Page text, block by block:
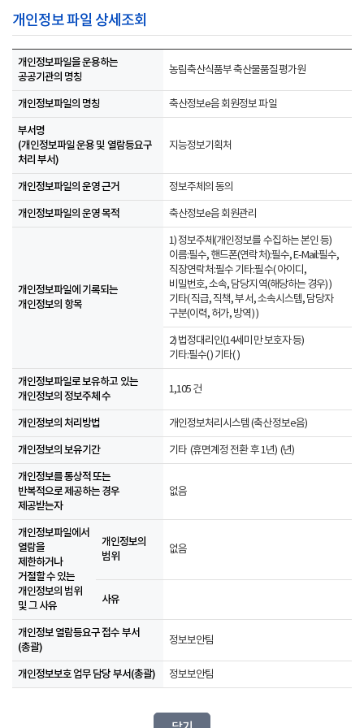
개인정보 파일 상세조회
개인정보파일을 운용하는
공공기관의 명칭
농림축산식품부 축산물품질평가원
개인정보파일의 명칭
축산정보e음 회원정보 파일
부서명
(개인정보파일 운용 및 열람등요구
처리 부서)
지능정보기획처
개인정보파일의 운영 근거
정보주체의 동의
개인정보파일의 운영 목적
축산정보e음 회원관리
개인정보파일에 기록되는
개인정보의 항목
1) 정보주체(개인정보를 수집하는 본인 등)
이름:필수, 핸드폰(연락처):필수, E-Mail:필수,
직장연락처:필수 기타:필수( 아이디,
비밀번호, 소속, 담당지역(해당하는 경우) )
기타( 직급, 직책, 부서, 소속시스템, 담당자
구분(이력, 허가, 방역) )
2) 법정대리인(14세미만 보호자 등)
기타:필수( ) 기타( )
개인정보파일로 보유하고 있는
개인정보의 정보주체 수
1,105 건
개인정보의 처리방법
개인정보처리시스템 (축산정보e음)
개인정보의 보유기간
기타 (휴면계정 전환 후 1년) (년)
개인정보를 통상적 또는
반복적으로 제공하는 경우
제공받는자
없음
개인정보파일에서
열람을
제한하거나
거절할 수 있는
개인정보의 범위
및 그 사유
개인정보의
범위
없음
사유
개인정보 열람등요구 접수 부서
(총괄)
정보보안팀
개인정보보호 업무 담당 부서(총괄) 정보보안팀